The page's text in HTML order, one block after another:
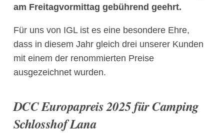
am Freitagvormittag gebührend geehrt.
Für uns von IGL ist es eine besondere Ehre,
dass in diesem Jahr gleich drei unserer Kunden
mit einem der renommierten Preise
ausgezeichnet wurden.
DCC Europapreis 2025 für Camping
Schlosshof Lana